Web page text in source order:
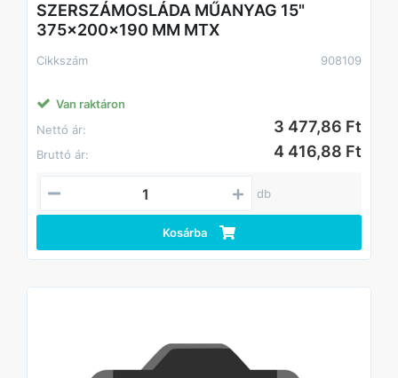
SZERSZÁMOSLÁDA MŰANYAG 15"
375x200x190 MM MTX
Cikkszám 908109
Van raktáron
Nettó ár:
3 477,86 Ft
Bruttó ár: 4 416,88 Ft
db
Kosárba